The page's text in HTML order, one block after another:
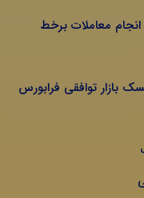
انجام معاملات برخط
بازار توافقی فرابورس